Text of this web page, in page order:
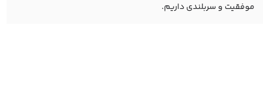
موفقیت و سربلندی داریم.